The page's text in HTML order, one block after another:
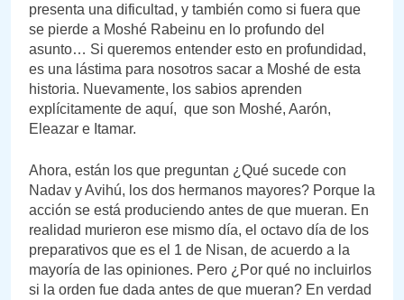
presenta una dificultad, y también como si fuera que
se pierde a Moshé Rabeinu en lo profundo del
asunto… Si queremos entender esto en profundidad,
es una lástima para nosotros sacar a Moshé de esta
historia. Nuevamente, los sabios aprenden
explícitamente de aquí, que son Moshé, Aarón,
Eleazar e Itamar.
Ahora, están los que preguntan ¿Qué sucede con
Nadav y Avihú, los dos hermanos mayores? Porque la
acción se está produciendo antes de que mueran. En
realidad murieron ese mismo día, el octavo día de los
preparativos que es el 1 de Nisan, de acuerdo a la
mayoría de las opiniones. Pero ¿Por qué no incluirlos
si la orden fue dada antes de que mueran? En verdad